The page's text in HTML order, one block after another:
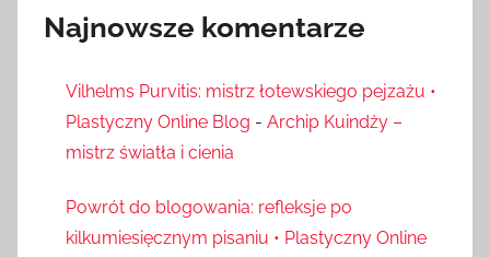
Najnowsze komentarze
Vilhelms Purvitis: mistrz łotewskiego pejzażu •
Plastyczny Online Blog - Archip Kuindży –
mistrz światła i cienia
Powrót do blogowania: refleksje po
kilkumiesięcznym pisaniu • Plastyczny Online